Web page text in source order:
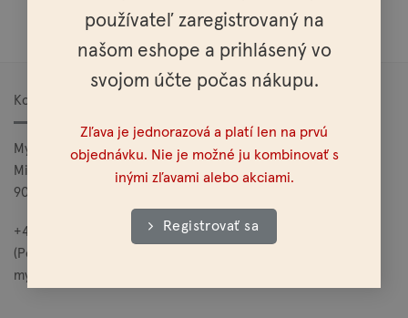
používateľ zaregistrovaný na
našom eshope a prihlásený vo
svojom účte počas nákupu.
Zľava je jednorazová a platí len na prvú
objednávku. Nie je možné ju kombinovať s
inými zľavami alebo akciami.
Registrovať sa
Doprava nad 100€ zadarmo
Kontakt
Mylo, s.r.o.
Mierová 25
900 27 Bernolákovo
+421 949 685 565
(Po – Pia: 10:00 – 15:00)
mylo@mylo.sk